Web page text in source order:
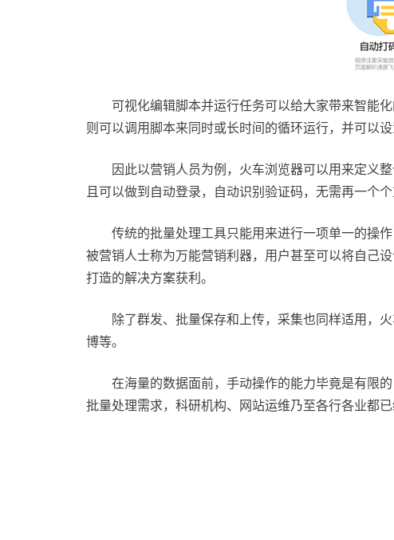
可视化编辑脚本并运行任务可以给大家带来智能化
则可以调用脚本来同时或长时间的循环运行，并可以
因此以营销人员为例，火车浏览器可以用来定义整
且可以做到自动登录，自动识别验证码，无需再一个
传统的批量处理工具只能用来进行一项单一的操作
被营销人士称为万能营销利器，用户甚至可以将自己
打造的解决方案获利。
除了群发、批量保存和上传，采集也同样适用，火
博等。
在海量的数据面前，手动操作的能力毕竟是有限的
批量处理需求，科研机构、网站运维乃至各行各业都